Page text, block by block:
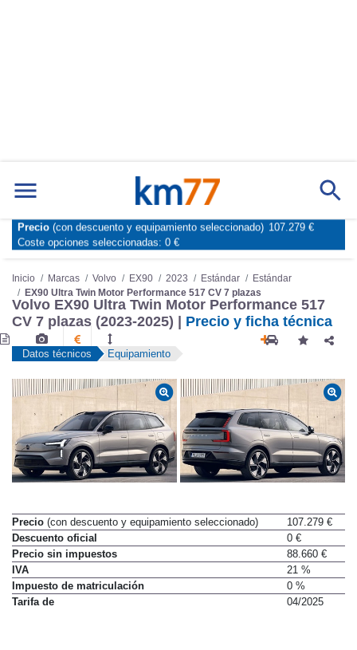
Marcas Comparador de coches
Inicio Marcas Volvo EX90 2023 Estándar
Estándar
EX90 Ultra Twin Motor Performance 517 CV 7 plazas
Volvo EX90 Ultra Twin Motor Performance 517
CV 7 plazas (2023-2025) | Precio y ficha técnica
Datos técnicos Equipamiento
Precio (con descuento y equipamiento seleccionado)
107.279 €
Descuento oficial
0 €
Precio sin impuestos
88.660 €
IVA
21 %
Impuesto de matriculación
0 %
Tarifa de
04/2025
Precio (con descuento y equipamiento seleccionado) 107.279 €
Coste opciones seleccionadas: 0 €